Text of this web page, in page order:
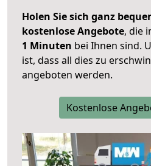
Holen Sie sich ganz
kostenlose Angebote, die
1 Minuten bei Ihnen sind.
ist, dass all dies zu
angeboten werden.
Kostenlose